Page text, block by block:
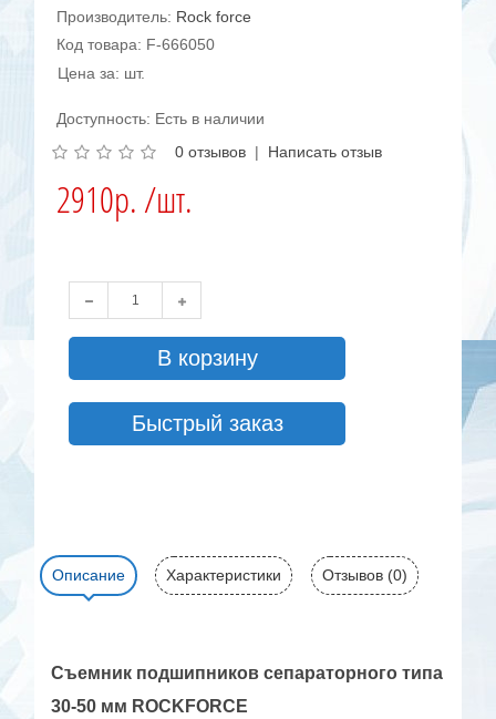
Производитель: Rock force
Код товара: F-666050
Цена за: шт.
Доступность: Есть в наличии
0 отзывов | Написать отзыв
2910р. /шт.
В корзину
Быстрый заказ
Описание Характеристики Отзывов (0)
Съемник подшипников сепараторного типа
30-50 мм ROCKFORCE